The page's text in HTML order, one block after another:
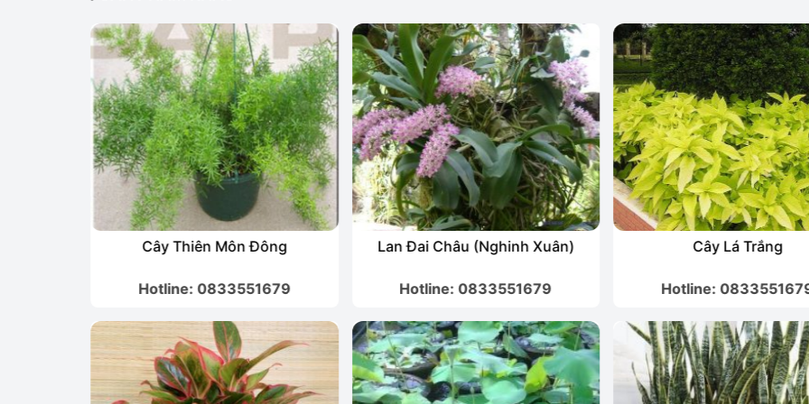
Lan Đai Châu (Nghinh Xuân)
Hotline: 0833551679
Cây Lá Trắng
Hotline: 0833551679
Hoa Tóc Tiên
Hotline: